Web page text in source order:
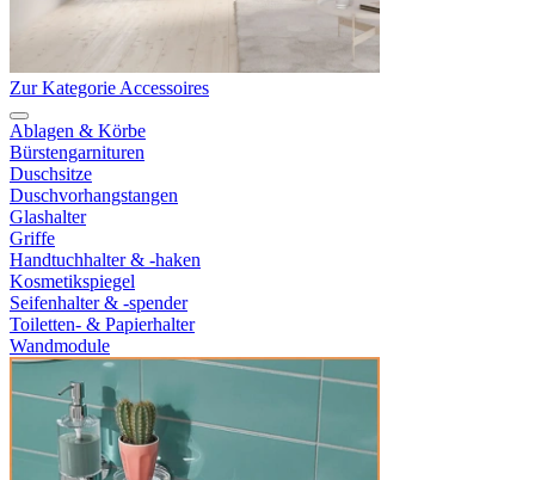
Zur Kategorie Accessoires
Ablagen & Körbe
Bürstengarnituren
Duschsitze
Duschvorhangstangen
Glashalter
Griffe
Handtuchhalter & -haken
Kosmetikspiegel
Seifenhalter & -spender
Toiletten- & Papierhalter
Wandmodule